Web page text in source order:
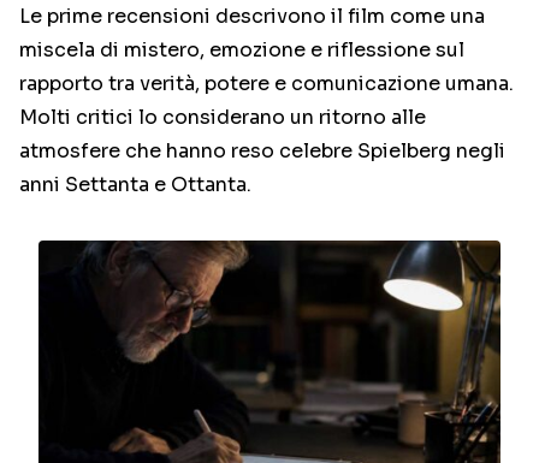
Le prime recensioni descrivono il film come una
miscela di mistero, emozione e riflessione sul
rapporto tra verità, potere e comunicazione umana.
Molti critici lo considerano un ritorno alle
atmosfere che hanno reso celebre Spielberg negli
anni Settanta e Ottanta.